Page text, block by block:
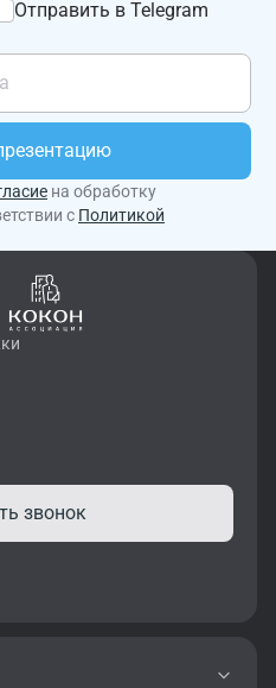
Отправить в Telegram
на обработку
с Политикой
звонок